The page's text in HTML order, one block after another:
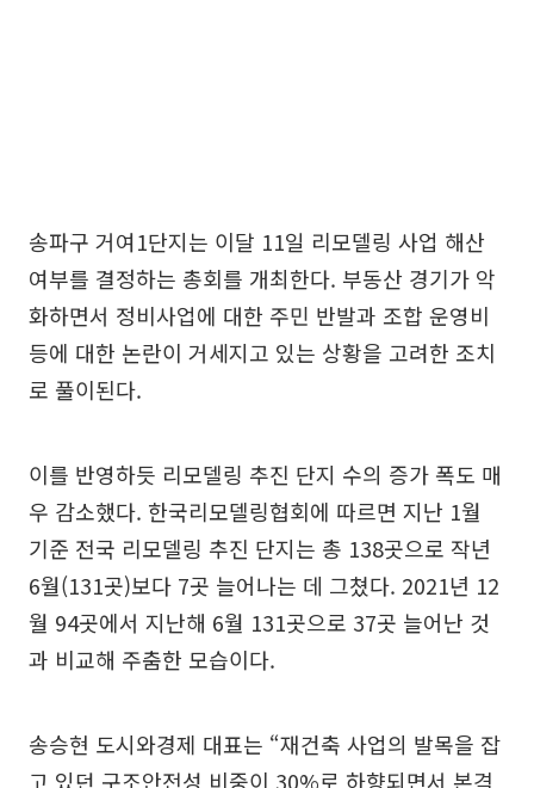
송파구 거여1단지는 이달 11일 리모델링 사업 해산
여부를 결정하는 총회를 개최한다. 부동산 경기가 악
화하면서 정비사업에 대한 주민 반발과 조합 운영비
등에 대한 논란이 거세지고 있는 상황을 고려한 조치
로 풀이된다.
이를 반영하듯 리모델링 추진 단지 수의 증가 폭도 매
우 감소했다. 한국리모델링협회에 따르면 지난 1월
기준 전국 리모델링 추진 단지는 총 138곳으로 작년
6월(131곳)보다 7곳 늘어나는 데 그쳤다. 2021년 12
월 94곳에서 지난해 6월 131곳으로 37곳 늘어난 것
과 비교해 주춤한 모습이다.
송승현 도시와경제 대표는 “재건축 사업의 발목을 잡
고 있던 구조안전성 비중이 30%로 하향되면서 본격